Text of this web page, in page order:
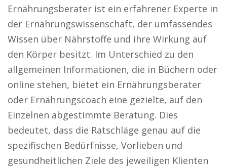
Ernährungsberater ist ein erfahrener Experte in
der Ernährungswissenschaft, der umfassendes
Wissen über Nährstoffe und ihre Wirkung auf
den Körper besitzt. Im Unterschied zu den
allgemeinen Informationen, die in Büchern oder
online stehen, bietet ein Ernährungsberater
oder Ernährungscoach eine gezielte, auf den
Einzelnen abgestimmte Beratung. Dies
bedeutet, dass die Ratschläge genau auf die
spezifischen Bedürfnisse, Vorlieben und
gesundheitlichen Ziele des jeweiligen Klienten